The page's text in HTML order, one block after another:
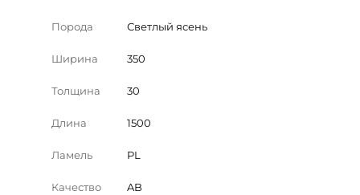
Порода Светлый ясень
Ширина 350
Толщина 30
Длина 1500
Ламель PL
Качество AB